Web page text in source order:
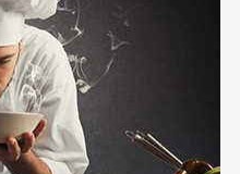
肉食品加工厂